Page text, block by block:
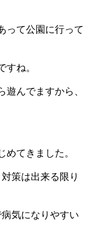
って公園に行って
すね。
遊んでますから、
めてきました。
策は出来る限り
気になりやすい